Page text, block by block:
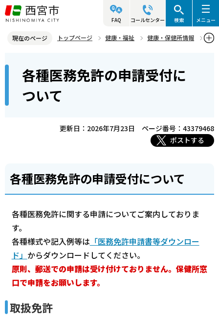
こ
の
ジ
頭
FAQ コールセンター 検索 メニュー
現在のページ トップページ 健康・福祉
健康・保健所情報
各種医務免許の申請受付について
各種医務免許の申請受付に
ついて
更新日：2026年7月23日
ページ番号：43379468
ポストする
各種医務免許の申請受付について
各種医務免許に関する申請についてご案内しておりま
す。
各種様式や記入例等は 「医務免許申請書等ダウンロー
ド」 からダウンロードしてください。
原則、郵送での申請は受け付けておりません。保健所窓
口で申請をお願いします。
取扱免許